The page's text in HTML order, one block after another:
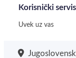
Korisnički servis
Uvek uz vas